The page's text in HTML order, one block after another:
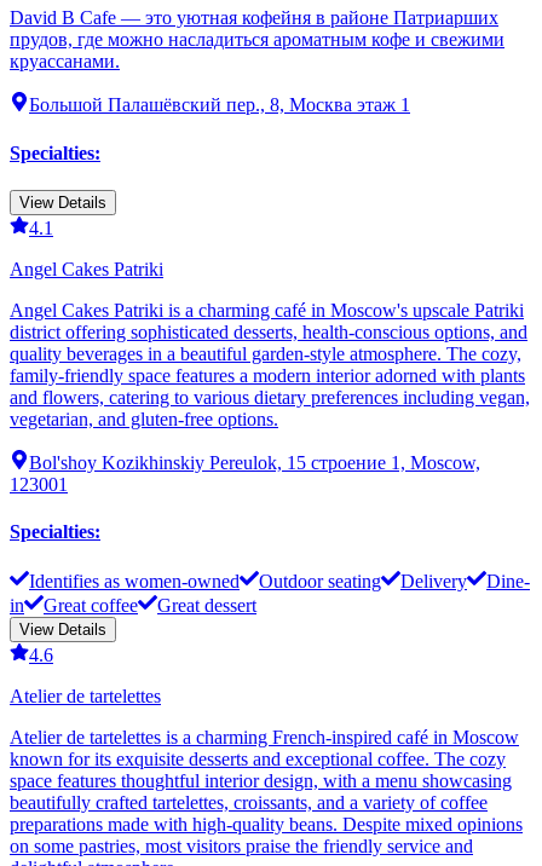
David B Cafe — это уютная кофейня в районе Патриарших
прудов, где можно насладиться ароматным кофе и свежими
круассанами.
Большой Палашёвский пер., 8, Москва этаж 1
Specialties:
View Details
4.1
Angel Cakes Patriki
Angel Cakes Patriki is a charming café in Moscow's upscale Patriki
district offering sophisticated desserts, health-conscious options, and
quality beverages in a beautiful garden-style atmosphere. The cozy,
family-friendly space features a modern interior adorned with plants
and flowers, catering to various dietary preferences including vegan,
vegetarian, and gluten-free options.
Bol'shoy Kozikhinskiy Pereulok, 15 строение 1, Moscow,
123001
Specialties:
Identifies as women-owned Outdoor seating Delivery
Dine-
in
Great coffee Great dessert
View Details
4.6
Atelier de tartelettes
Atelier de tartelettes is a charming French-inspired café in Moscow
known for its exquisite desserts and exceptional coffee. The cozy
space features thoughtful interior design, with a menu showcasing
beautifully crafted tartelettes, croissants, and a variety of coffee
preparations made with high-quality beans. Despite mixed opinions
on some pastries, most visitors praise the friendly service and